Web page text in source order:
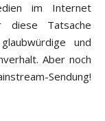
im Internet
diese Tatsache
und
Aber noch
Sendung!